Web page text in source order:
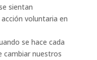
sientan
voluntaria en
se hace cada
cambiar nuestros